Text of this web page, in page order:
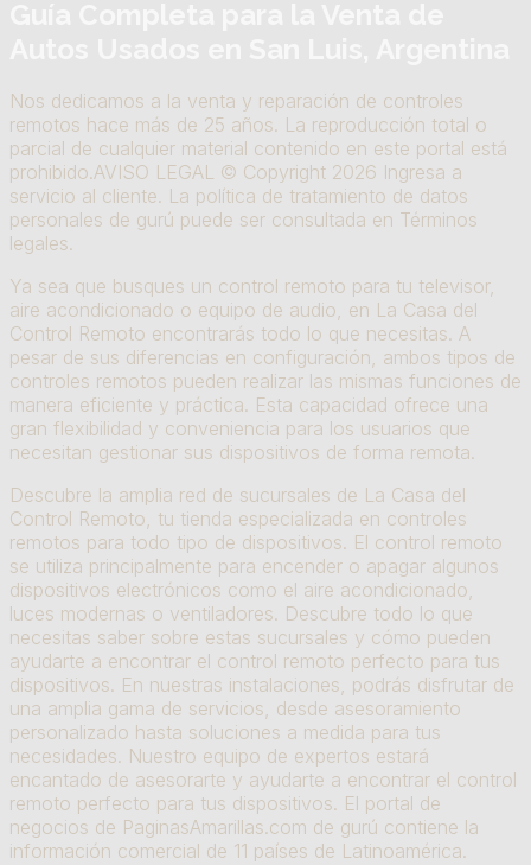
Nos dedicamos a la venta y reparación de controles
remotos hace más de 25 años. La reproducción total o
parcial de cualquier material contenido en este portal está
prohibido.AVISO LEGAL © Copyright 2026 Ingresa a
servicio al cliente. La política de tratamiento de datos
personales de gurú puede ser consultada en Términos
legales.
Ya sea que busques un control remoto para tu televisor,
aire acondicionado o equipo de audio, en La Casa del
Control Remoto encontrarás todo lo que necesitas. A
pesar de sus diferencias en configuración, ambos tipos de
controles remotos pueden realizar las mismas funciones de
manera eficiente y práctica. Esta capacidad ofrece una
gran flexibilidad y conveniencia para los usuarios que
necesitan gestionar sus dispositivos de forma remota.
Descubre la amplia red de sucursales de La Casa del
Control Remoto, tu tienda especializada en controles
remotos para todo tipo de dispositivos. El control remoto
se utiliza principalmente para encender o apagar algunos
dispositivos electrónicos como el aire acondicionado,
luces modernas o ventiladores. Descubre todo lo que
necesitas saber sobre estas sucursales y cómo pueden
ayudarte a encontrar el control remoto perfecto para tus
dispositivos. En nuestras instalaciones, podrás disfrutar de
una amplia gama de servicios, desde asesoramiento
personalizado hasta soluciones a medida para tus
necesidades. Nuestro equipo de expertos estará
encantado de asesorarte y ayudarte a encontrar el control
remoto perfecto para tus dispositivos. El portal de
negocios de PaginasAmarillas.com de gurú contiene la
información comercial de 11 países de Latinoamérica.